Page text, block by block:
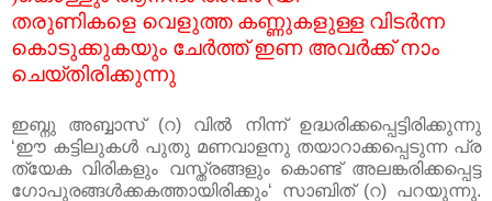
വിടർന്ന
കണ്ണുകളുള്ള
വെളുത്ത
തരുണികളെ
നാം
അവർക്ക്
ഇണ
ചേർത്ത്
കൊടുക്കുകയും
ചെയ്തിരിക്കുന്നു
ഇബ്നു അബ്ബാസ്(റ) വിൽ നിന്ന്
ഉദ്ധരിക്കപ്പെട്ടിരിക്കുന്നു
‘ഈ കട്ടിലുകൾ പുതു മണവാളനു തയാറാക്കപ്പെടുന്ന പ്ര
ത്യേക വിരികളും വസ്ത്രങ്ങളും കൊണ്ട്
അലങ്കരിക്കപ്പെട്ട
ഗോപുരങ്ങൾക്കകത്തായിരിക്കും‘
സാബിത്(റ) പറയുന്നു.